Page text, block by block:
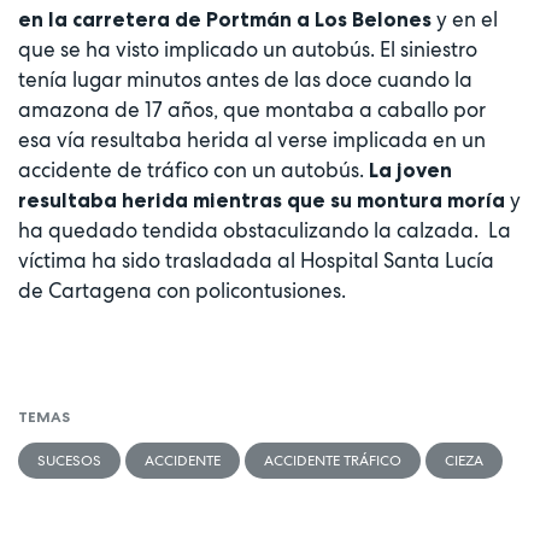
en la carretera de Portmán a Los Belones y en el
que se ha visto implicado un autobús. El siniestro
tenía lugar minutos antes de las doce cuando la
amazona de 17 años, que montaba a caballo por
esa vía resultaba herida al verse implicada en un
accidente de tráfico con un autobús. La joven
resultaba herida mientras que su montura moría y
ha quedado tendida obstaculizando la calzada. La
víctima ha sido trasladada al Hospital Santa Lucía
de Cartagena con policontusiones.
TEMAS
SUCESOS ACCIDENTE ACCIDENTE TRÁFICO CIEZA